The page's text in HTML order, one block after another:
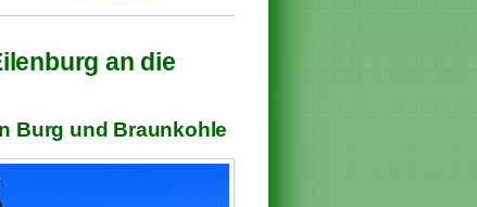
an die
Burg und Braunkohle